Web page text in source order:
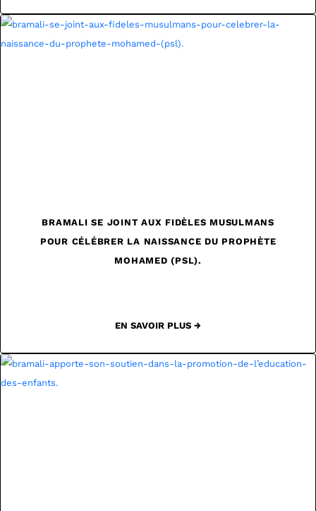
BRAMALI SE JOINT AUX FIDÈLES MUSULMANS
POUR CÉLÉBRER LA NAISSANCE DU PROPHÈTE
MOHAMED (PSL).
EN SAVOIR PLUS →